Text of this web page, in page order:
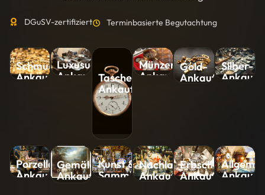
DGuSV-zertifiziert Terminbasierte Begutachtung
Schmuck-
Ankauf
Luxusuhren-
Ankauf
Taschenuhren-
Ankauf
Münzen-
Ankauf
Gold-
Ankauf
Silber-
Ankauf
Porzellan-
Ankauf
Gemälde-
Ankauf
Kunst &
Sammlungen-
Nachlass-
Ankauf
Erbschaft-
Ankauf Ankauf